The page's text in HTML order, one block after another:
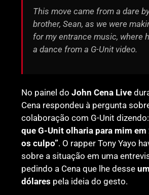
This move came from a dare
brother, Sean, as we were
for my entrance music, where
a dance from a G-Unit video.
No painel doJohn Cena Live
Cena respondeu à pergunta
colaboração com G-Unit dizendo:
que G-Unit olharia para mim em
os culpo”. O rapper Tony Yayo
sobre a situação em uma
pedindo a Cena que lhe desse
dólares pela ideia do gesto.